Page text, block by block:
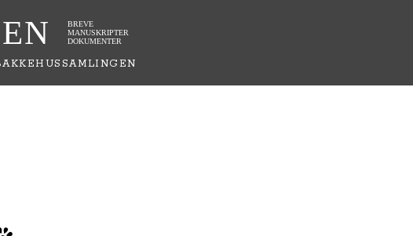
BREVE
MANUSKRIPTER
DOKUMENTER